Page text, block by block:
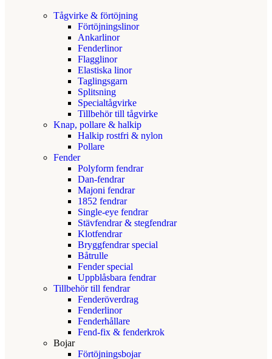
Tågvirke & förtöjning
Förtöjningslinor
Ankarlinor
Fenderlinor
Flagglinor
Elastiska linor
Taglingsgarn
Splitsning
Specialtågvirke
Tillbehör till tågvirke
Knap, pollare & halkip
Halkip rostfri & nylon
Pollare
Fender
Polyform fendrar
Dan-fendrar
Majoni fendrar
1852 fendrar
Single-eye fendrar
Stävfendrar & stegfendrar
Klotfendrar
Bryggfendrar special
Båtrulle
Fender special
Uppblåsbara fendrar
Tillbehör till fendrar
Fenderöverdrag
Fenderlinor
Fenderhållare
Fend-fix & fenderkrok
Bojar
Förtöjningsbojar